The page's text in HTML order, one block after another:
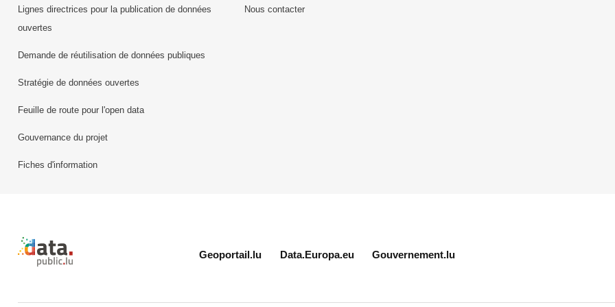
Lignes directrices pour la publication de données
ouvertes
Demande de réutilisation de données publiques
Stratégie de données ouvertes
Feuille de route pour l'open data
Gouvernance du projet
Fiches d'information
Nous contacter
Retour à l'accueil de data.public.lu
Geoportail.lu Data.Europa.eu Gouvernement.lu